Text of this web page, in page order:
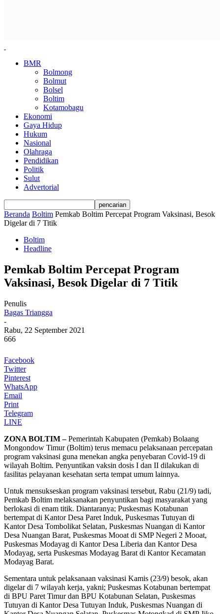
BMR
Bolmong
Bolmut
Bolsel
Boltim
Kotamobagu
Ekonomi
Gaya Hidup
Hukum
Nasional
Olahraga
Pendidikan
Politik
Sulut
Advertorial
Beranda Boltim Pemkab Boltim Percepat Program Vaksinasi, Besok
Digelar di 7 Titik
Boltim
Headline
Pemkab Boltim Percepat Program
Vaksinasi, Besok Digelar di 7 Titik
Penulis
Bagas Triangga
-
Rabu, 22 September 2021
666
Facebook
Twitter
Pinterest
WhatsApp
Email
Print
Telegram
LINE
ZONA BOLTIM –Pemerintah Kabupaten (Pemkab) Bolaang
Mongondow Timur (Boltim) terus memacu pelaksanaan percepatan
program vaksinasi guna menekan angka penyebaran Covid-19 di
wilayah Boltim. Penyuntikan vaksin dosis I dan II dilakukan di
fasilitas pelayanan kesehatan serta tempat umum lainnya.
Untuk mensukseskan program vaksinasi tersebut, Rabu (21/9) tadi,
Pemkab Boltim melaksanakan penyuntikan bagi masyarakat yang
berlokasi di enam titik. Diantaranya; Puskesmas Kotabunan
bertempat di Kantor Desa Paret Induk, Puskesmas Tutuyan di
Kantor Desa Tombolikat Selatan, Puskesmas Nuangan di Kantor
Desa Nuangan Barat, Puskesmas Mooat di SMP Negeri 2 Mooat,
Puskesmas Modayag di Kantor Desa Liberia dan Kantor Desa
Modayag, serta Puskesmas Modayag Barat di Kantor Kecamatan
Modayag Barat.
Sementara untuk pelaksanaan vaksinasi Kamis (23/9) besok, akan
digelar di 7 wilayah kerja, yakni; Puskesmas Kotabunan bertempat
di BPU Paret Timur dan BPU Kotabunan Selatan, Puskesmas
Tutuyan di Kantor Desa Tutuyan Induk, Puskesmas Nuangan di